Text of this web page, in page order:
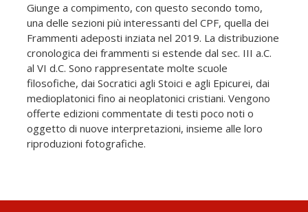
Giunge a compimento, con questo secondo tomo,
una delle sezioni più interessanti del CPF, quella dei
Frammenti adeposti inziata nel 2019. La distribuzione
cronologica dei frammenti si estende dal sec. III a.C.
al VI d.C. Sono rappresentate molte scuole
filosofiche, dai Socratici agli Stoici e agli Epicurei, dai
medioplatonici fino ai neoplatonici cristiani. Vengono
offerte edizioni commentate di testi poco noti o
oggetto di nuove interpretazioni, insieme alle loro
riproduzioni fotografiche.